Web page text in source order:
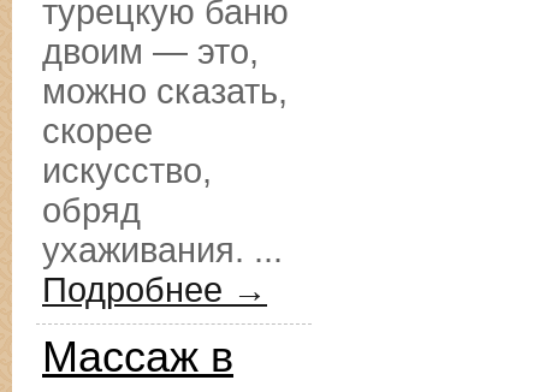
турецкую баню
двоим — это,
можно сказать,
скорее
искусство,
обряд
ухаживания. ...
Подробнее →
Массаж в